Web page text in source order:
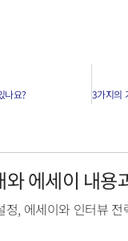
나요?
에세이 내용
정, 에세이와 인터뷰 전